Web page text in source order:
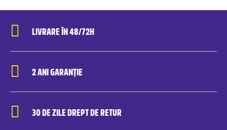
LIVRARE ÎN 48/72H
2 ANI GARANȚIE
30 DE ZILE DREPT DE RETUR